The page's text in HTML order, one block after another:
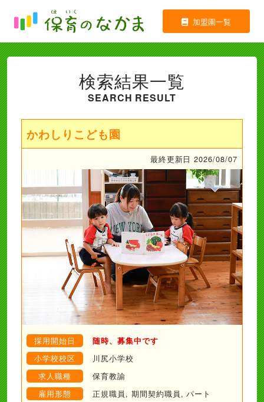
加盟園一覧
検索結果一覧
SEARCH RESULT
かわしりこども園
最終更新日 2026/08/07
採用開始日 随時、募集中です
小学校校区
川尻小学校
求人職種
保育教諭
雇用形態
正規職員, 期間契約職員, パート